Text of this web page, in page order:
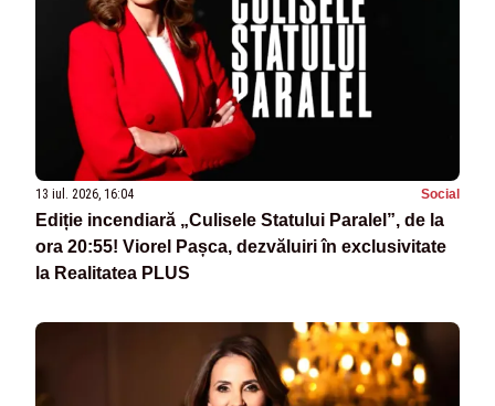
13 iul. 2026, 16:04 Social
Ediție incendiară „Culisele Statului Paralel”, de la
ora 20:55! Viorel Pașca, dezvăluiri în exclusivitate
la Realitatea PLUS